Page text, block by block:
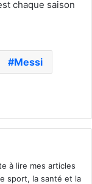
chaque saison
Messi
à lire mes articles
sport, la santé et la